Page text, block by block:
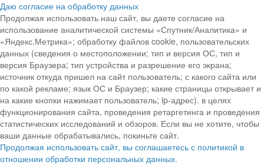
Даю согласие на обработку данных
Продолжая использовать наш сайт, вы даете согласие на
использование аналитической системы «Спутник/Аналитика» и
«Яндекс.Метрика»; обработку файлов cookie, пользовательских
данных (сведения о местоположении; тип и версия ОС, тип и
версия Браузера; тип устройства и разрешение его экрана;
источник откуда пришел на сайт пользователь; с какого сайта или
по какой рекламе; язык ОС и Браузер; какие страницы открывает и
на какие кнопки нажимает пользователь; ip-адрес). в целях
функционирования сайта, проведения ретаргетинга и проведения
статистических исследований и обзоров. Если вы не хотите, чтобы
ваши данные обрабатывались, покиньте сайт.
Продолжая использовать сайт, вы соглашаетесь с политикой в
отношении обработки персональных данных.